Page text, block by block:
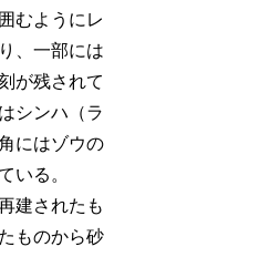
むようにレ
、一部には
が残されて
シンハ（ラ
にはゾウの
いる。
建されたも
ものから砂